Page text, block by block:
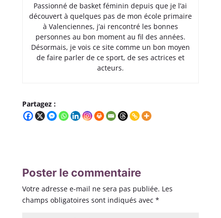
Passionné de basket féminin depuis que je l’ai
découvert à quelques pas de mon école primaire
à Valenciennes, j’ai rencontré les bonnes
personnes au bon moment au fil des années.
Désormais, je vois ce site comme un bon moyen
de faire parler de ce sport, de ses actrices et
acteurs.
Partagez :
Poster le commentaire
Votre adresse e-mail ne sera pas publiée. Les
champs obligatoires sont indiqués avec *